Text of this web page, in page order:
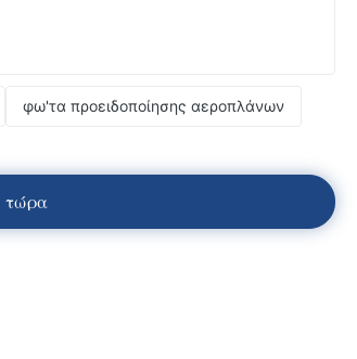
φω'τα προειδοποίησης αεροπλάνων
τώρα